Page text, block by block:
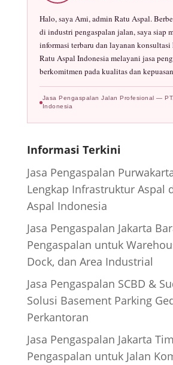
Halo, saya Ami, admin Ratu Aspal.
di industri pengaspalan jalan, saya siap
informasi terbaru dan layanan konsultasi
Ratu Aspal Indonesia melayani jasa
berkomitmen pada kualitas dan
Jasa Pengaspalan Jalan Profesional —
Indonesia
Informasi Terkini
Jasa Pengaspalan
Lengkap Infrastruktur Aspal
Aspal Indonesia
Jasa Pengaspalan Jakarta
Pengaspalan untuk
Dock, dan Area Industrial
Jasa Pengaspalan SCBD &
Solusi Basement Parking
Perkantoran
Jasa Pengaspalan Jakarta
Pengaspalan untuk Jalan